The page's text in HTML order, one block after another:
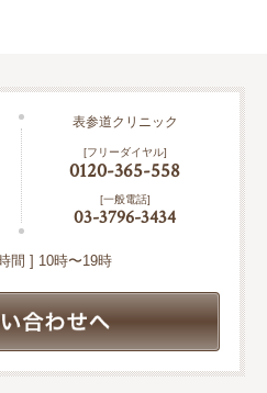
表参道クリニック
[フリーダイヤル]
0120-365-558
[一般電話]
03-3796-3434
間 ] 10時〜19時